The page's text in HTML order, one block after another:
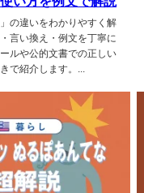
の違いをわかりやすく解
言い換え・例文を丁寧に
ルや公的文書での正しい
で紹介します。...